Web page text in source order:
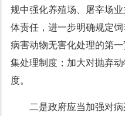
规中强化养殖场、屠宰场
体责任，进一步明确规定
病害动物无害化处理的第
集处理制度；加大对抛弃
度。
二是政府应当加强对